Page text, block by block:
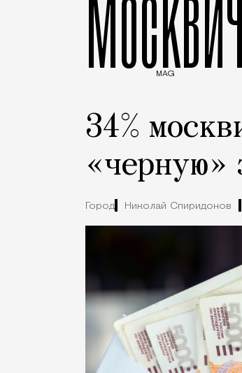
МОСКВИЧ
MAG
34%
«черную»
Город Николай Спиридонов